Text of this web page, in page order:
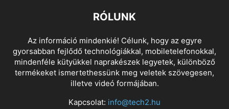
RÓLUNK
Az információ mindenkié! Célunk, hogy az egyre
gyorsabban fejlődő technológiákkal, mobiletelefonokkal,
mindenféle kütyükkel naprakészek legyetek, különböző
termékeket ismertethessünk meg veletek szövegesen,
illetve videó formájában.
Kapcsolat: info@tech2.hu